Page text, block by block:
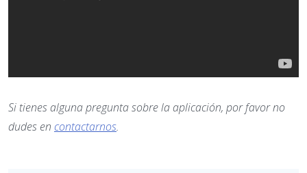
Si tienes alguna pregunta sobre la aplicación, por favor no
dudes en contactarnos.